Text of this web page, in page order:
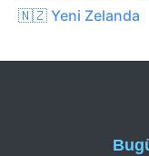
🇳🇿 Yeni Zelanda